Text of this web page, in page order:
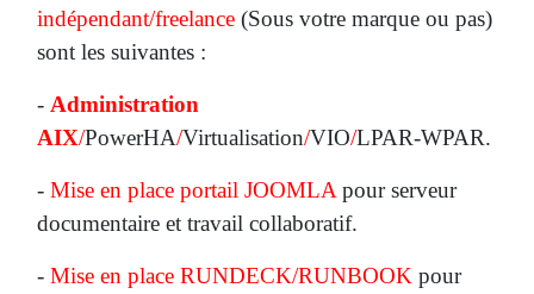
indépendant/freelance (Sous votre marque ou pas)
sont les suivantes :
- Administration
AIX/PowerHA/Virtualisation/VIO/LPAR-WPAR.
- Mise en place portail JOOMLA pour serveur
documentaire et travail collaboratif.
- Mise en place RUNDECK/RUNBOOK pour